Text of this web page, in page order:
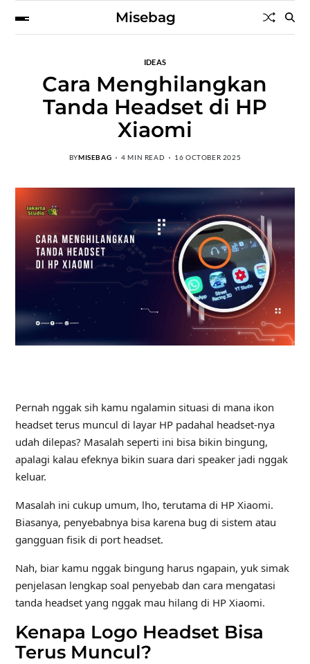
Misebag
IDEAS
Cara Menghilangkan
Tanda Headset di HP
Xiaomi
BYMISEBAG 4 MIN READ 16 OCTOBER 2025
Pernah nggak sih kamu ngalamin situasi di mana ikon
headset terus muncul di layar HP padahal headset-nya
udah dilepas? Masalah seperti ini bisa bikin bingung,
apalagi kalau efeknya bikin suara dari speaker jadi nggak
keluar.
Masalah ini cukup umum, lho, terutama di HP Xiaomi.
Biasanya, penyebabnya bisa karena bug di sistem atau
gangguan fisik di port headset.
Nah, biar kamu nggak bingung harus ngapain, yuk simak
penjelasan lengkap soal penyebab dan cara mengatasi
tanda headset yang nggak mau hilang di HP Xiaomi.
Kenapa Logo Headset Bisa
Terus Muncul?